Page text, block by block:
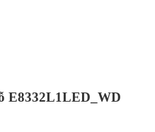
E8332L1LED_WD